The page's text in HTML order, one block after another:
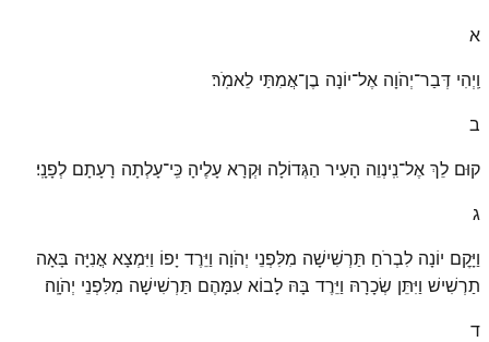
א
וַֽיְהִי דְּבַר־יְהֹוָה אֶל־יוֹנָה בֶן־אֲמִתַּי לֵאמֹֽר׃
ב
קוּם לֵךְ אֶל־נִֽינְוֵה הָעִיר הַגְּדוֹלָה וּקְרָא עָלֶיהָ כִּֽי־עָלְתָה רָעָתָם לְפָנָֽי׃
ג
וַיָּקׇם יוֹנָה לִבְרֹחַ תַּרְשִׁישָׁה מִלִּפְנֵי יְהֹוָה וַיֵּרֶד יָפוֹ וַיִּמְצָא אֳנִיָּה בָּאָה
תַרְשִׁישׁ וַיִּתֵּן שְׂכָרָהּ וַיֵּרֶד בָּהּ לָבוֹא עִמָּהֶם תַּרְשִׁישָׁה מִלִּפְנֵי יְהֹוָֽה׃
ד